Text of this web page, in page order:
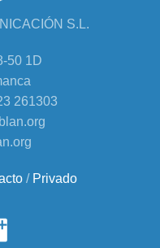
S.L.
50 1D
261303
/ Privado